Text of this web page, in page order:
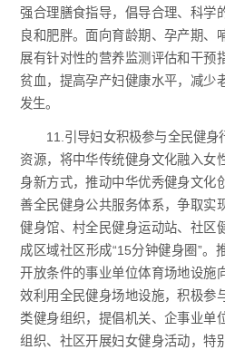
强合理膳食指导，倡导合理、科学
良和肥胖。面向育龄期、孕产期、
展有针对性的营养监测评估和干预
贫血，提高孕产妇健康水平，减少
发生。
11.引导妇女积极参与全民健身
资源，将中华传统健身文化融入女
身新方式，推动中华优秀健身文化
善全民健身公共服务体系，争取实
健身馆、村全民健身运动站、社区
成区域社区形成“15分钟健身圈”。
开放条件的事业单位体育场地设施
效利用全民健身场地设施，积极参
类健身组织，提倡机关、企事业单
组织、社区开展妇女健身活动，特